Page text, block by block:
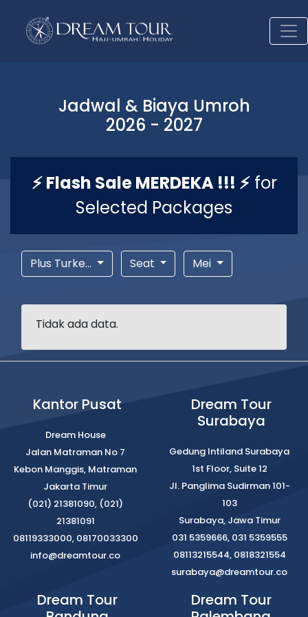
Jadwal & Biaya Umroh
2026 - 2027
⚡ Flash Sale MERDEKA !!! ⚡for
Selected Packages
Plus Turke... Seat Mei
Tidak ada data.
Kantor Pusat
Dream House
Jalan Matraman No 7
Kebon Manggis, Matraman
Jakarta Timur
(021) 21381090, (021)
21381091
08119333000, 08170033300
info@dreamtour.co
Dream Tour
Surabaya
Gedung Intiland Surabaya
1st Floor, Suite 12
Jl. Panglima Sudirman 101-
103
Surabaya, Jawa Timur
031 5359666, 031 5359555
08113215544, 0818321554
surabaya@dreamtour.co
Dream Tour
Dream Tour